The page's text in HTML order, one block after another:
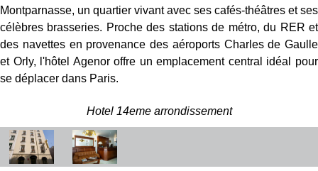
Montparnasse, un quartier vivant avec ses cafés-théâtres et ses
célèbres brasseries. Proche des stations de métro, du RER et
des navettes en provenance des aéroports Charles de Gaulle
et Orly, l'hôtel Agenor offre un emplacement central idéal pour
se déplacer dans Paris.
Hotel 14eme arrondissement